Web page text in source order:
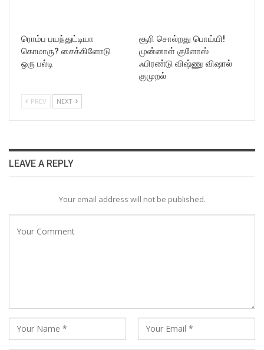
ரொம்ப பயந்துட்டியா
கொமாரு? சைக்கிளோடு
ஒரு பல்டி
சூரி சொல்றது பொய்யி!
முன்னாள் குளோஸ்
ஃபிரண்டு விஷ்ணு விஷால்
குமுறல்
PREV NEXT
LEAVE A REPLY
Your email address will not be published.